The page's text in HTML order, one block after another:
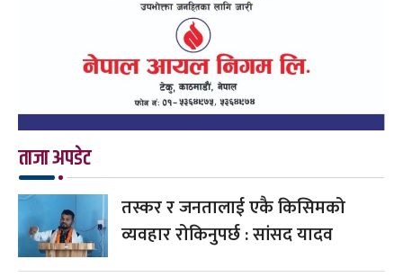
ताजा अपडेट
तस्कर र जनतालाई एकै किसिमको
व्यवहार रोकिनुपर्छ : सांसद यादव